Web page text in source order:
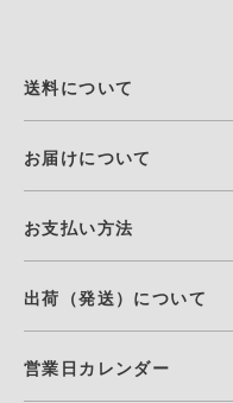
送料について
お届けについて
お支払い方法
出荷（発送）について
営業日カレンダー